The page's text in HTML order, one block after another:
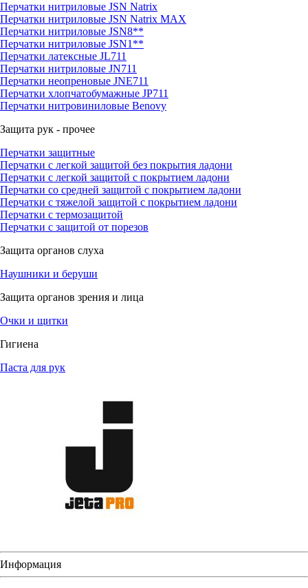
Перчатки нитриловые JSN Natrix
Перчатки нитриловые JSN Natrix MAX
Перчатки нитриловые JSN8**
Перчатки нитриловые JSN1**
Перчатки латексные JL711
Перчатки нитриловые JN711
Перчатки неопреновые JNE711
Перчатки хлопчатобумажные JP711
Перчатки нитровиниловые Benovy
Защита рук - прочее
Перчатки защитные
Перчатки с легкой защитой без покрытия ладони
Перчатки с легкой защитой с покрытием ладони
Перчатки со средней защитой с покрытием ладони
Перчатки с тяжелой защитой с покрытием ладони
Перчатки с термозащитой
Перчатки с защитой от порезов
Защита органов слуха
Наушники и беруши
Защита органов зрения и лица
Очки и щитки
Гигиена
Паста для рук
Информация